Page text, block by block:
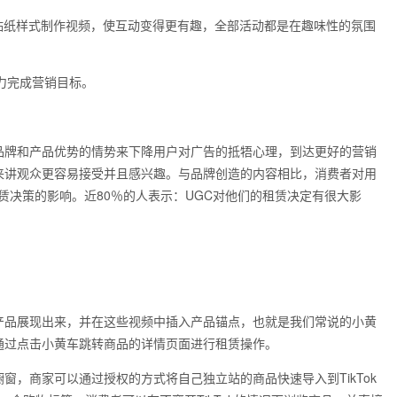
样式制作视频，使互动变得更有趣，全部活动都是在趣味性的氛围
成营销目标。
和产品优势的情势来下降用户对广告的抵牾心理，到达更好的营销
观众更容易接受并且感兴趣。与品牌创造的内容相比，消费者对用
策的影响。近80％的人表示：UGC对他们的租赁决定有很大影
展现出来，并在这些视频中插入产品锚点，也就是我们常说的小黄
点击小黄车跳转商品的详情页面进行租赁操作。
，商家可以通过授权的方式将自己独立站的商品快速导入到TikTok